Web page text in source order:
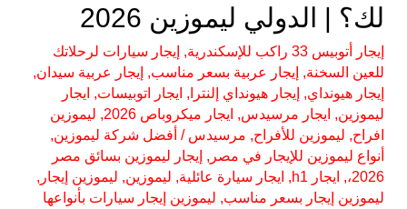
لك؟ | الدولي ليموزين 2026
إيجار أتوبيس 33 راكب للإسكندرية , إيجار سيارات لرحلاتك
للعين السخنة, إيجار عربية بسعر مناسب, إيجار عربية سيدان,
إيجار هيونداي, إيجار هيونداي إلنترا , ايجار اتوبيسات, ايجار
ليموزين, ايجار مرسيدس, ايجار ميكروباص 2026 , ليموزين
افراح, ليموزين للأفراح, مرسيدس / أفضل شركة ليموزين,
أنواع ليموزين للإيجار في مصر , إيجار ليموزين بسائق مصر
2026، , ايجار h1 , ايجار سيارة عائلية, ليموزين, ليموزين إيجار ,
ليموزين إيجار بسعر مناسب, ليموزين إيجار سيارات بأنواعها
ليموزين